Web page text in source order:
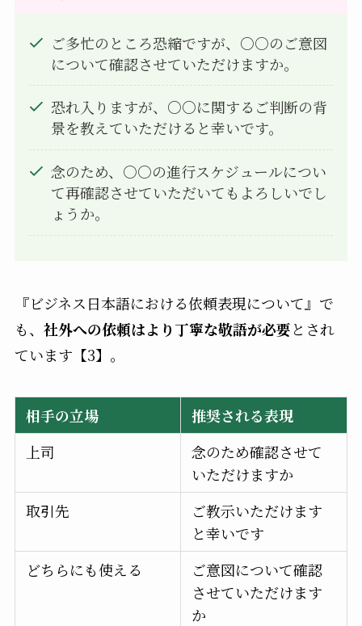
ご多忙のところ恐縮ですが、○○のご意図
について確認させていただけますか。
恐れ入りますが、○○に関するご判断の背
景を教えていただけると幸いです。
念のため、○○の進行スケジュールについ
て再確認させていただいてもよろしいでし
ょうか。
『ビジネス日本語における依頼表現について』で
も、 社外への依頼はより丁寧な敬語が必要とされ
ています【3】。
相手の立場
推奨される表現
上司
念のため確認させて
いただけますか
取引先
ご教示いただけます
と幸いです
どちらにも使える
ご意図について確認
させていただけます
か